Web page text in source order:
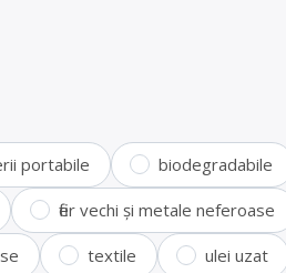
portabile biodegradabile
fier vechi și metale neferoase
textile ulei uzat